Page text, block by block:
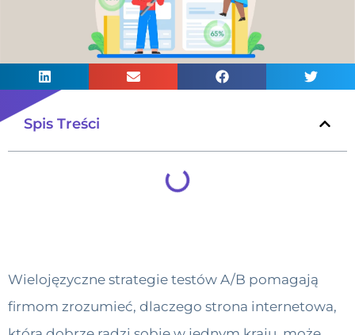
Spis Treści
Wielojęzyczne strategie testów A/B pomagają
firmom zrozumieć, dlaczego strona internetowa,